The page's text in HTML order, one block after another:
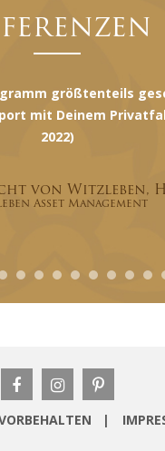
wunderschönen
lieben Dank noch
Unternehmer
|